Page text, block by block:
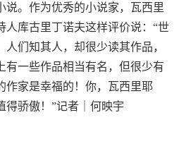
说。作为优秀的小说家，瓦西里
人库古里丁诺夫这样评价说：“世
人们知其人，却很少读其作品，
有一些作品相当有名，但很少有
作家是幸福的！你，瓦西里耶
得骄傲！”记者｜何映宇